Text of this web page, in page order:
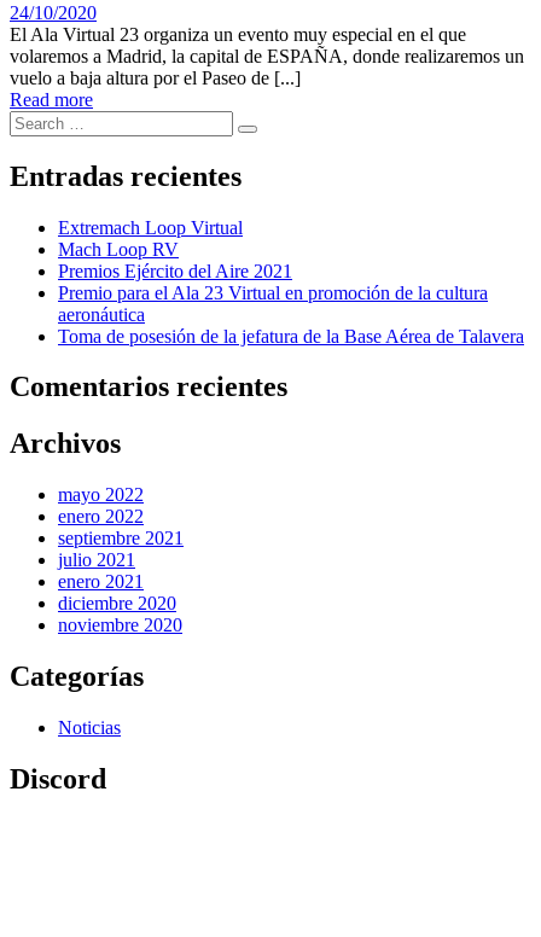
24/10/2020
El Ala Virtual 23 organiza un evento muy especial en el que
volaremos a Madrid, la capital de ESPAÑA, donde realizaremos un
vuelo a baja altura por el Paseo de [...]
Read more
Search
for:
Search
Entradas recientes
Extremach Loop Virtual
Mach Loop RV
Premios Ejército del Aire 2021
Premio para el Ala 23 Virtual en promoción de la cultura
aeronáutica
Toma de posesión de la jefatura de la Base Aérea de Talavera
Comentarios recientes
Archivos
mayo 2022
enero 2022
septiembre 2021
julio 2021
enero 2021
diciembre 2020
noviembre 2020
Categorías
Noticias
Discord